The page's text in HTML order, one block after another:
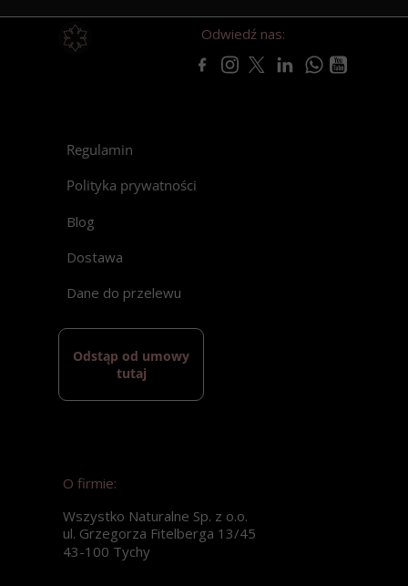
Odstąp od umowy
tutaj
Blog
Dostawa
Dane do przelewu
Regulamin
Polityka prywatności
O firmie:
Wszystko Naturalne Sp. z o.o.
ul. Grzegorza Fitelberga 13/45
43-100 Tychy
Odwiedź nas: